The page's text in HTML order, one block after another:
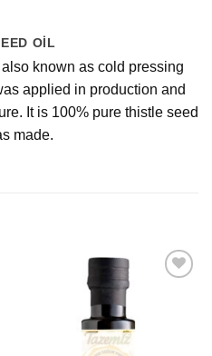
OİL
known as cold pressing
applied in production and
It is 100% pure thistle seed
made.